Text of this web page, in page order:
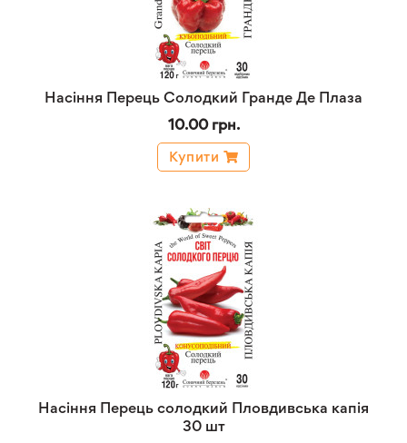
Насіння Перець Солодкий Гранде Де Плаза
10.00 грн.
Купити
Насіння Перець солодкий Пловдивська капія
30 шт